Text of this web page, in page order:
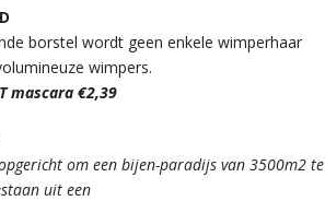
borstel wordt geen enkele wimperhaar
wimpers.
mascara €2,39
om een bijen-paradijs van 3500m2 te
uit een